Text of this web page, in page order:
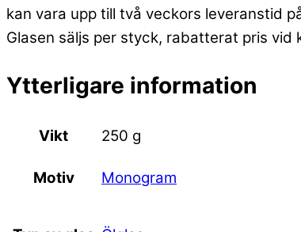
kan vara upp till två veckors leveranstid
Glasen säljs per styck, rabatterat pris vid
Ytterligare information
Vikt 250 g
Motiv Monogram